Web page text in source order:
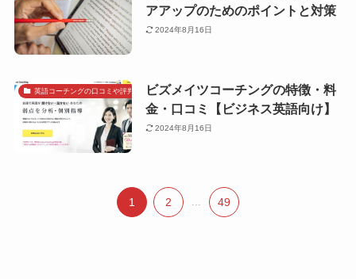
アアップのためのポイントと対策
2024年8月16日
英語コーチングの口コミや評判で探すビズメイツコーチングの特徴・料
金・口コミ【ビジネス英語向け】
2024年8月16日
1 2 49